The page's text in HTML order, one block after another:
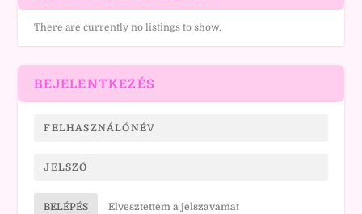
There are currently no listings to show.
BEJELENTKEZÉS
BELÉPÉS Elvesztettem a jelszavamat